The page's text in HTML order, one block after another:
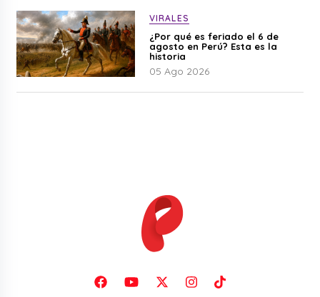
VIRALES
¿Por qué es feriado el 6 de
agosto en Perú? Esta es la
historia
05 Ago 2026